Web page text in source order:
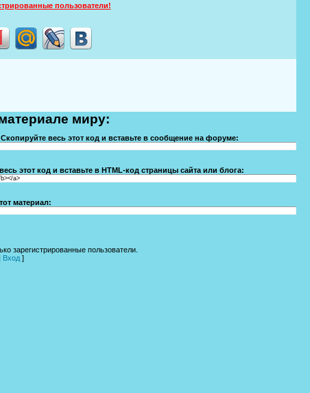
пользователи!
миру:
весь этот код и вставьте в сообщение на форуме:
этот код и вставьте в HTML-код страницы сайта или блога:
a>
материал:
зарегистрированные пользователи.
Вход ]